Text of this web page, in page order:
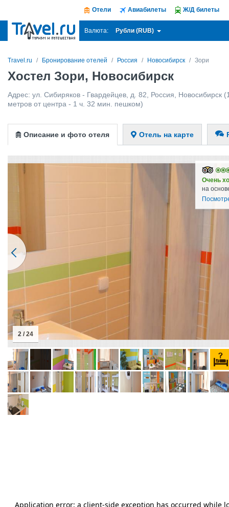
Отели Авиабилеты Ж/Д билеты
Валюта: Рубли (RUB)
Travel.ru Бронирование отелей Россия Новосибирск Зори
Хостел Зори, Новосибирск
Адрес: ул. Сибиряков - Гвардейцев, д. 82 Россия Новосибирск
метров от центра - 1 ч. 32 мин. пешком)
Описание и фото отеля Отель на карте
Очень
на
2 / 24